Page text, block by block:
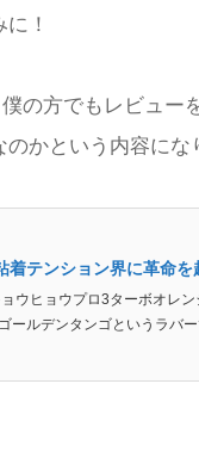
！
の方でもレビュー
かという内容にな
着テンション界に革命
ウヒョウプロ3ターボオレ
ールデンタンゴというラバ